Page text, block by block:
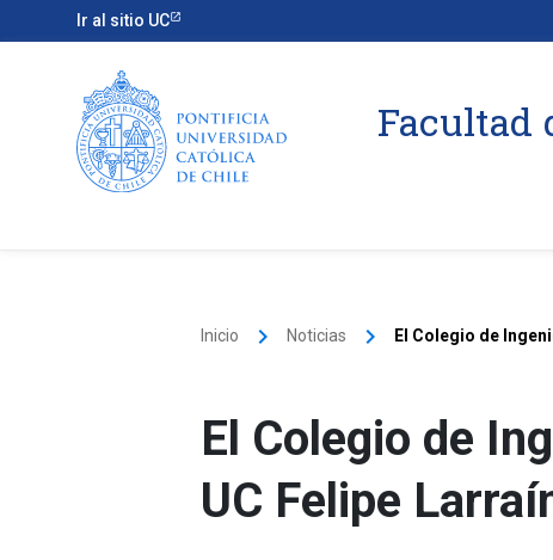
Ir al sitio UC
Facultad
Inicio keyboard_arrow_right Noticias keyboard_arrow_right El Colegio de
El Colegio de
UC Felipe